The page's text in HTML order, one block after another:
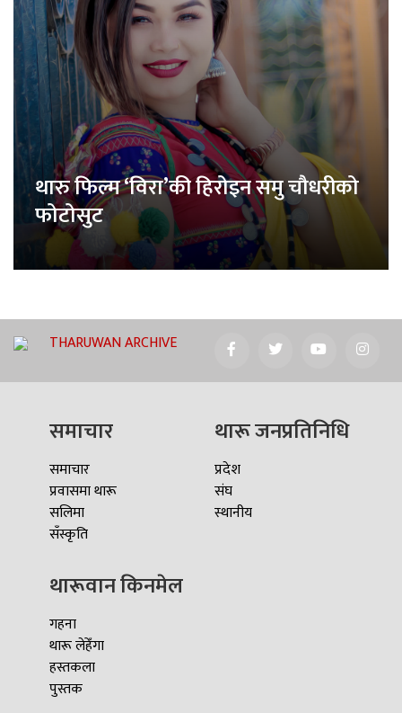
थारु फिल्म ‘विरा’की हिरोइन समु चौधरीको
फोटोसुट
THARUWAN ARCHIVE
समाचार
समाचार
प्रवासमा थारू
सलिमा
सँस्कृति
थारू जनप्रतिनिधि
प्रदेश
संघ
स्थानीय
थारूवान किनमेल
गहना
थारू लेहेँगा
हस्तकला
पुस्तक